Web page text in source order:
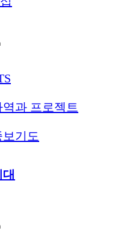
과 프로젝트
기도